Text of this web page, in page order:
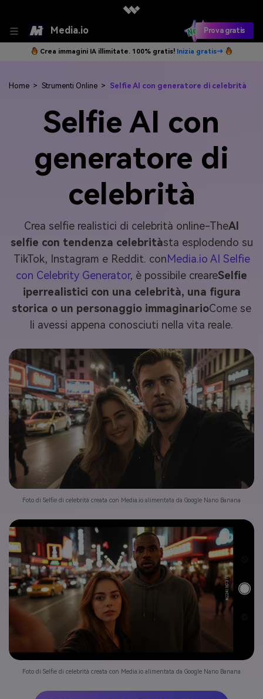
Media.io Prova gratis
Crea immagini IA illimitate. 100% gratis! Inizia gratis→
Home > Strumenti Online > Selfie AI con generatore di celebrità
Selfie AI con
generatore di
celebrità
Crea selfie realistici di celebrità online-TheAI
selfie con tendenza celebritàsta esplodendo su
TikTok, Instagram e Reddit. conMedia.io AI Selfie
con Celebrity Generator, è possibile creareSelfie
iperrealistici con una celebrità, una figura
storica o un personaggio immaginarioCome se
li avessi appena conosciuti nella vita reale.
Foto di Selfie di celebrità creata con Media.io alimentata da Google Nano Banana
Foto di Selfie di celebrità creata con Media.io alimentata da Google Nano Banana